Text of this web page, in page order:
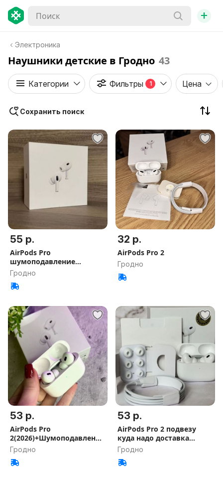
+
Электроника
Наушники детские в Гродно 43
Категории Фильтры 1 Цена
Сохранить поиск
55 р.
AirPods Pro
шумоподавление
подыеду куда надо
Гродно
32 р.
AirPods Pro 2
Гродно
53 р.
AirPods Pro
2(2026)+Шумоподавление
подвезу
Гродно
53 р.
АirPods Prо 2 подвезу
куда надо доставка
шумомадав
Гродно